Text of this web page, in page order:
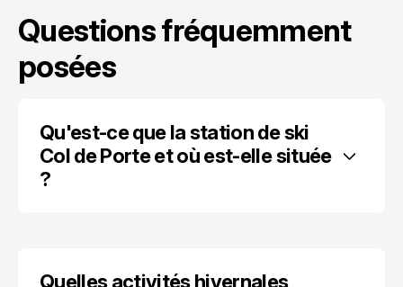
Questions fréquemment
posées
Qu'est-ce que la station de ski
Col de Porte et où est-elle située
?
Quelles activités hivernales